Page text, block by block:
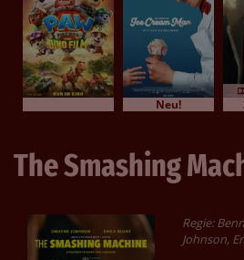
Neu!
The Smashing
Regie:
Johnson,